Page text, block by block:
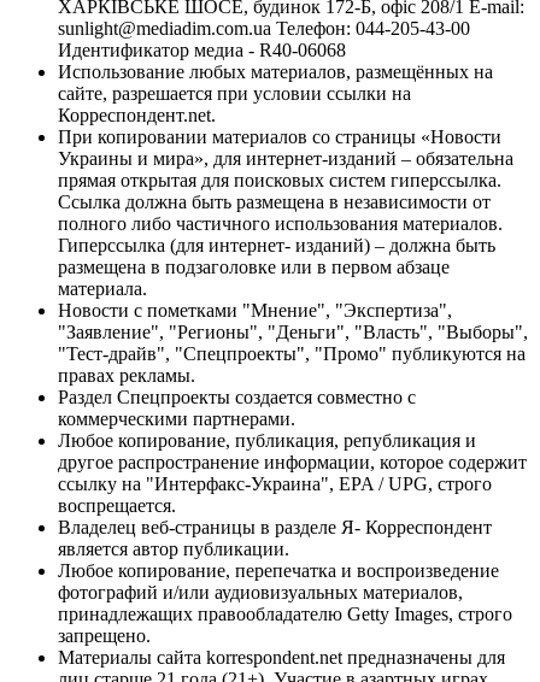
ХАРКІВСЬКЕ ШОСЕ, будинок 172-Б, офіс 208/1 E-mail:
sunlight@mediadim.com.ua Телефон: 044-205-43-00
Идентификатор медиа - R40-06068
Использование любых материалов, размещённых на
сайте, разрешается при условии ссылки на
Корреспондент.net.
При копировании материалов со страницы «Новости
Украины и мира», для интернет-изданий – обязательна
прямая открытая для поисковых систем гиперссылка.
Ссылка должна быть размещена в независимости от
полного либо частичного использования материалов.
Гиперссылка (для интернет- изданий) – должна быть
размещена в подзаголовке или в первом абзаце
материала.
Новости с пометками "Мнение", "Экспертиза",
"Заявление", "Регионы", "Деньги", "Власть", "Выборы",
"Тест-драйв", "Спецпроекты", "Промо" публикуются на
правах рекламы.
Раздел Спецпроекты создается совместно с
коммерческими партнерами.
Любое копирование, публикация, републикация и
другое распространение информации, которое содержит
ссылку на "Интерфакс-Украина", EPA / UPG, строго
воспрещается.
Владелец веб-страницы в разделе Я- Корреспондент
является автор публикации.
Любое копирование, перепечатка и воспроизведение
фотографий и/или аудиовизуальных материалов,
принадлежащих правообладателю Getty Images, строго
запрещено.
Материалы сайта korrespondent.net предназначены для